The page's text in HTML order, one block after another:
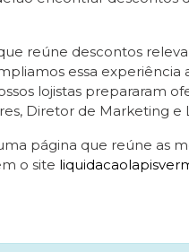
reúne descontos
essa experiência
lojistas prepararam
Diretor de Marketing e
página que reúne as
o site